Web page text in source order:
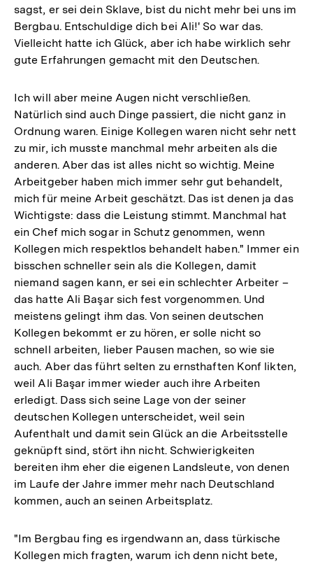
sagst, er sei dein Sklave, bist du nicht mehr bei uns im
Bergbau. Entschuldige dich bei Ali!' So war das.
Vielleicht hatte ich Glück, aber ich habe wirklich sehr
gute Erfahrungen gemacht mit den Deutschen.
Ich will aber meine Augen nicht verschließen.
Natürlich sind auch Dinge passiert, die nicht ganz in
Ordnung waren. Einige Kollegen waren nicht sehr nett
zu mir, ich musste manchmal mehr arbeiten als die
anderen. Aber das ist alles nicht so wichtig. Meine
Arbeitgeber haben mich immer sehr gut behandelt,
mich für meine Arbeit geschätzt. Das ist denen ja das
Wichtigste: dass die Leistung stimmt. Manchmal hat
ein Chef mich sogar in Schutz genommen, wenn
Kollegen mich respektlos behandelt haben." Immer ein
bisschen schneller sein als die Kollegen, damit
niemand sagen kann, er sei ein schlechter Arbeiter –
das hatte Ali Başar sich fest vorgenommen. Und
meistens gelingt ihm das. Von seinen deutschen
Kollegen bekommt er zu hören, er solle nicht so
schnell arbeiten, lieber Pausen machen, so wie sie
auch. Aber das führt selten zu ernsthaften Konf likten,
weil Ali Başar immer wieder auch ihre Arbeiten
erledigt. Dass sich seine Lage von der seiner
deutschen Kollegen unterscheidet, weil sein
Aufenthalt und damit sein Glück an die Arbeitsstelle
geknüpft sind, stört ihn nicht. Schwierigkeiten
bereiten ihm eher die eigenen Landsleute, von denen
im Laufe der Jahre immer mehr nach Deutschland
kommen, auch an seinen Arbeitsplatz.
"Im Bergbau fing es irgendwann an, dass türkische
Kollegen mich fragten, warum ich denn nicht bete,